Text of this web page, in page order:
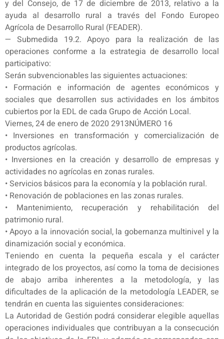
y del Consejo, de 17 de diciembre de 2013, relativo a la
ayuda al desarrollo rural a través del Fondo Europeo
Agrícola de Desarrollo Rural (FEADER).
— Submedida 19.2. Apoyo para la realización de las
operaciones conforme a la estrategia de desarrollo local
participativo:
Serán subvencionables las siguientes actuaciones:
• Formación e información de agentes económicos y
sociales que desarrollen sus actividades en los ámbitos
cubiertos por la EDL de cada Grupo de Acción Local.
Viernes, 24 de enero de 2020 2913NÚMERO 16
• Inversiones en transformación y comercialización de
productos agrícolas.
• Inversiones en la creación y desarrollo de empresas y
actividades no agrícolas en zonas rurales.
• Servicios básicos para la economía y la población rural.
• Renovación de poblaciones en las zonas rurales.
• Mantenimiento, recuperación y rehabilitación del
patrimonio rural.
• Apoyo a la innovación social, la gobernanza multinivel y la
dinamización social y económica.
Teniendo en cuenta la pequeña escala y el carácter
integrado de los proyectos, así como la toma de decisiones
de abajo arriba inherentes a la metodología, y las
dificultades de la aplicación de la metodología LEADER, se
tendrán en cuenta las siguientes consideraciones:
La Autoridad de Gestión podrá considerar elegible aquellas
operaciones individuales que contribuyan a la consecución